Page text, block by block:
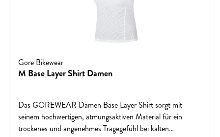
Gore Bikewear
M Base Layer Shirt Damen
Das GOREWEAR Damen Base Layer Shirt sorgt mit
seinem hochwertigen, atmungsaktiven Material für ein
trockenes und angenehmes Tragegefühl bei kalten